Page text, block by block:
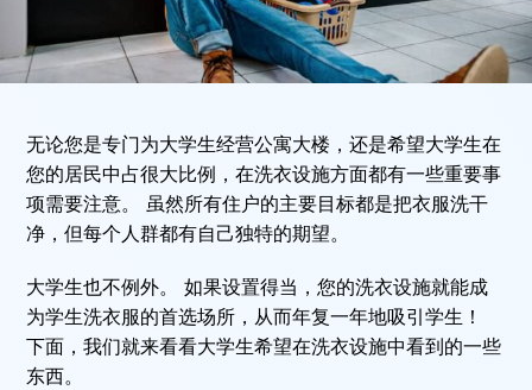
无论您是专门为大学生经营公寓大楼，还是希望大学生在
您的居民中占很大比例，在洗衣设施方面都有一些重要事
项需要注意。 虽然所有住户的主要目标都是把衣服洗干
净，但每个人群都有自己独特的期望。
大学生也不例外。 如果设置得当，您的洗衣设施就能成
为学生洗衣服的首选场所，从而年复一年地吸引学生！
下面，我们就来看看大学生希望在洗衣设施中看到的一些
东西。